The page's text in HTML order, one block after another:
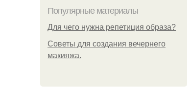
Популярные материалы
Для чего нужна репетиция образа?
Советы для создания вечернего
макияжа.